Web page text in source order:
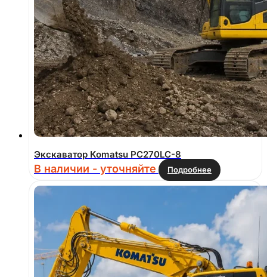
Экскаватор Komatsu PC270LC-8
В наличии - уточняйте Подробнее